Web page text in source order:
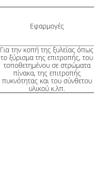
Εφαρμογές
Για την κοπή της ξυλείας όπως
το ξύρισμα της επιτροπής, του
τοποθετημένου σε στρώματα
πίνακα, της επιτροπής
πυκνότητας και του σύνθετου
υλικού κ.λπ.